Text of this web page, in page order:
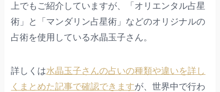
上でもご紹介していますが、「オリエンタル占星
術」と「マンダリン占星術」などのオリジナルの
占術を使用している水晶玉子さん。
詳しくは水晶玉子さんの占いの種類や違いを詳し
くまとめた記事で確認できますが、世界中で行わ